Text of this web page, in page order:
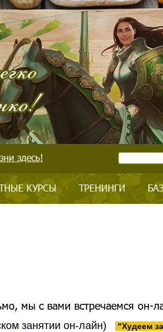
здесь!
КУРСЫ ТРЕНИНГИ
мы с вами встречаемся он-
занятии он-лайн)
"Худеем